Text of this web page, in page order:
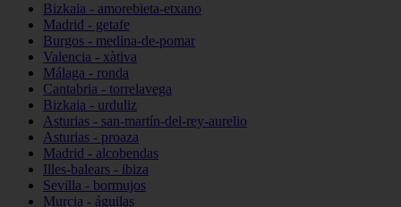
Bizkaia - amorebieta-etxano
Madrid - getafe
Burgos - medina-de-pomar
Valencia - xàtiva
Málaga - ronda
Cantabria - torrelavega
Bizkaia - urduliz
Asturias - san-martín-del-rey-aurelio
Asturias - proaza
Madrid - alcobendas
Illes-balears - ibiza
Sevilla - bormujos
Murcia - águilas